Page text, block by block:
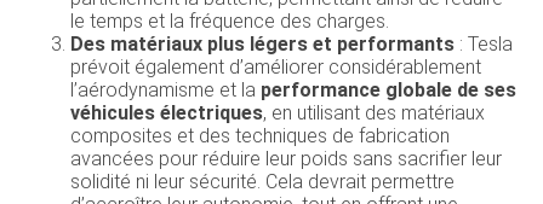
le temps et la fréquence des charges.
Des matériaux plus légers et performants: Tesla
prévoit également d’améliorer considérablement
l’aérodynamisme et la performance globale de ses
véhicules électriques, en utilisant des matériaux
composites et des techniques de fabrication
avancées pour réduire leur poids sans sacrifier leur
solidité ni leur sécurité. Cela devrait permettre